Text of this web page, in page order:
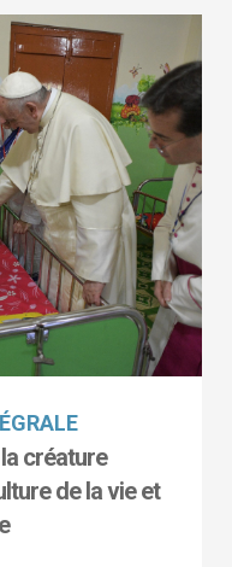
créature
de la vie et